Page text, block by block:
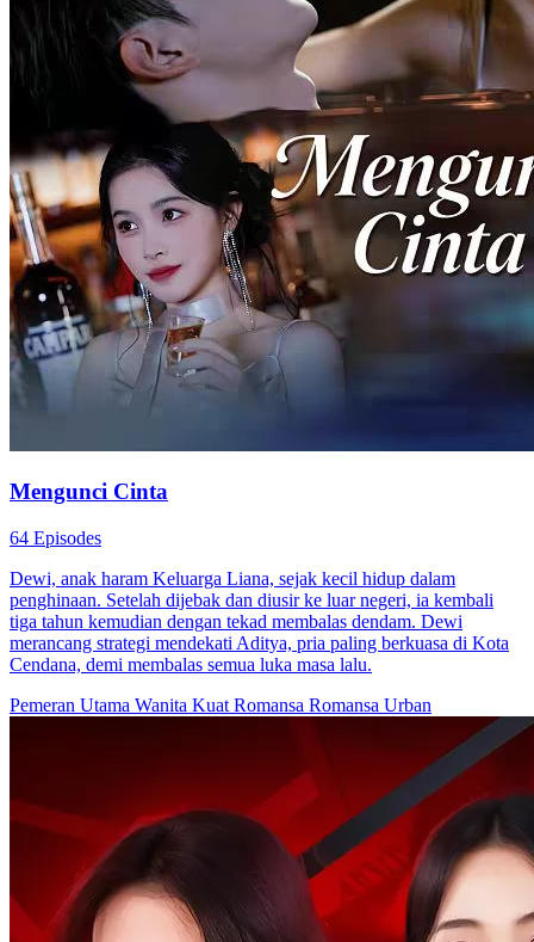
Mengunci Cinta
64 Episodes
Dewi, anak haram Keluarga Liana, sejak kecil hidup dalam
penghinaan. Setelah dijebak dan diusir ke luar negeri, ia kembali
tiga tahun kemudian dengan tekad membalas dendam. Dewi
merancang strategi mendekati Aditya, pria paling berkuasa di Kota
Cendana, demi membalas semua luka masa lalu.
Pemeran Utama Wanita Kuat Romansa Romansa Urban